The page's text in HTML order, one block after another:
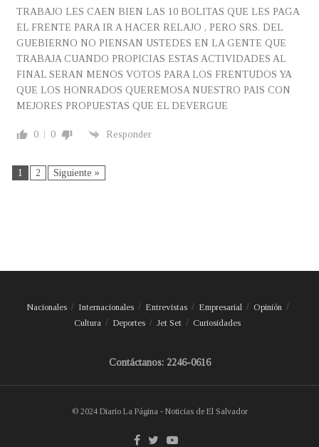
TRABAJO LES CAEN BIEN LAS 10 BOLITAS QUE LES PAGA
EL FRENTE PARA IR A HACER RELAJO , PERO SRS. DEL
GUEBIERNO NO PIENSAN USTEDES EN LA GENTE QUE
TRABAJA CUANDO PROPICIAS ESTAS ACTIVIDADES AL
FINAL SERAN MENOS VOTOS PARA LOS FRENTUDOS YA
QUE LOS HONRADOS QUEREMOSA NUESTRO PAIS CON
MEJORES PROPUESTAS QUE EL DEVERGUE
0 0 Responder
1 2 Siguiente »
Nacionales Internacionales Entrevistas Empresarial
Opinión
Cultura
Deportes Jet Set Curiosidades
Contáctanos: 2246-0616
© 2024 Diario La Página - Noticias de El Salvador